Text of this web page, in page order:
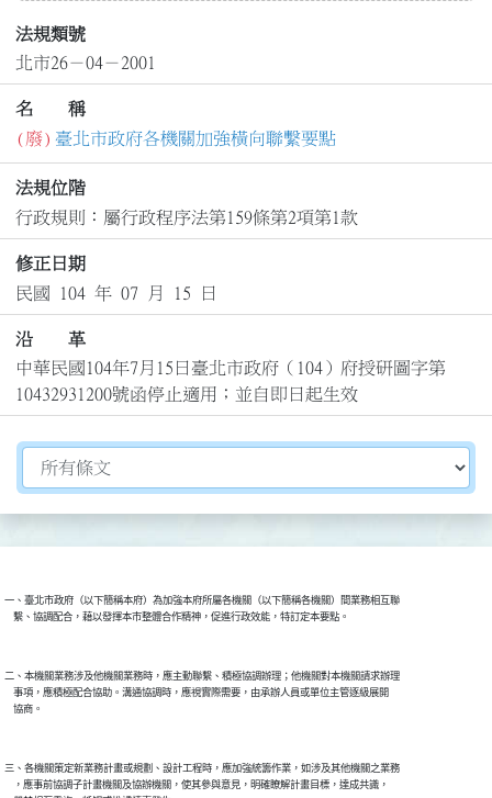
法規類號
北市26－04－2001
名 稱
(廢) 臺北市政府各機關加強橫向聯繫要點
法規位階
行政規則：屬行政程序法第159條第2項第1款
修正日期
民國 104 年 07 月 15 日
沿 革
中華民國104年7月15日臺北市政府（104）府授研圖字第
10432931200號函停止適用；並自即日起生效
切換選擇法規資訊內容
一、臺北市政府（以下簡稱本府）為加強本府所屬各機關（以下簡稱各機關）間業務相互聯
二、本機關業務涉及他機關業務時，應主動聯繫、積極協調辦理；他機關對本機關請求辦理
    事項，應積極配合協助。溝通協調時，應視實際需要，由承辦人員或單位主管逐級展開
三、各機關策定新業務計畫或規劃、設計工程時，應加強統籌作業，如涉及其他機關之業務
    ，應事前協調子計畫機關及協辦機關，使其參與意見，明確瞭解計畫目標，達成共識，